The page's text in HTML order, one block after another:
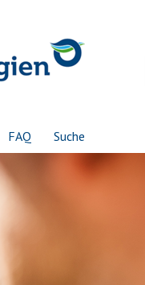
FAQ Suche